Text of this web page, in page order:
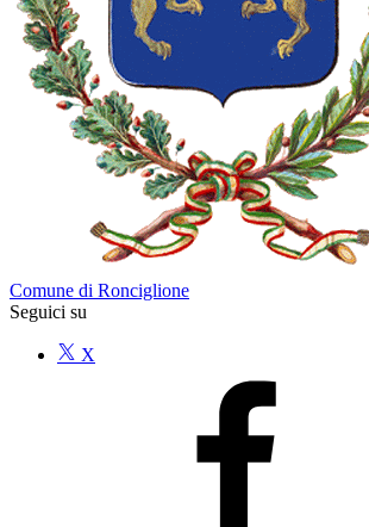
Comune di Ronciglione
Seguici su
X